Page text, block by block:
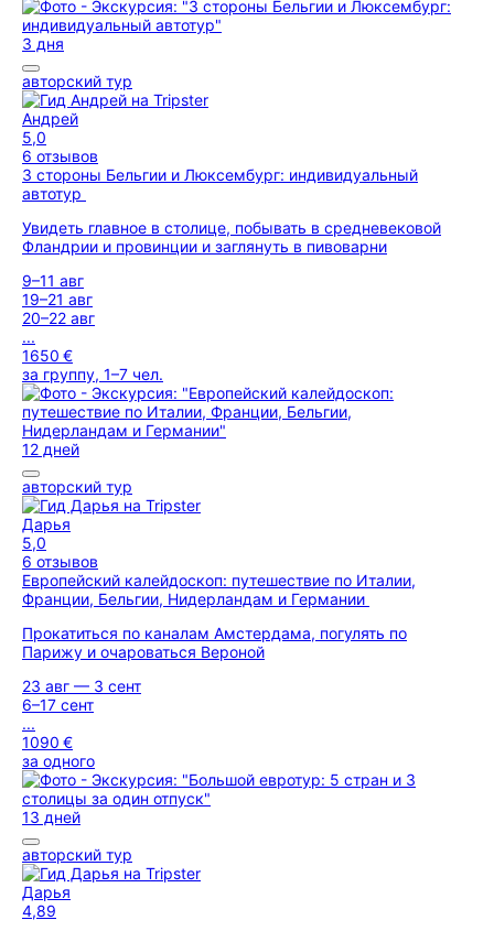
3 дня
авторский тур
Андрей
5,0
6 отзывов
3 стороны Бельгии и Люксембург: индивидуальный
автотур
Увидеть главное в столице, побывать в средневековой
Фландрии и провинции и заглянуть в пивоварни
9–11 авг
19–21 авг
20–22 авг
...
1650 €
за группу, 1–7 чел.
12 дней
авторский тур
Дарья
5,0
6 отзывов
Европейский калейдоскоп: путешествие по Италии,
Франции, Бельгии, Нидерландам и Германии
Прокатиться по каналам Амстердама, погулять по
Парижу и очароваться Вероной
23 авг — 3 сент
6–17 сент
...
1090 €
за одного
13 дней
авторский тур
Дарья
4,89